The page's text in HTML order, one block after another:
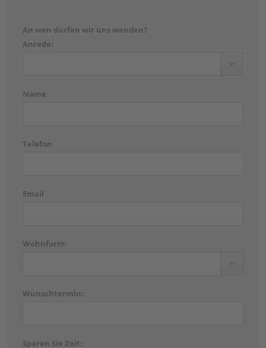
An wen dürfen wir uns wenden?
Anrede:
Name
Telefon
Email
Wohnform:
Wunschtermin:
Sparen Sie Zeit: